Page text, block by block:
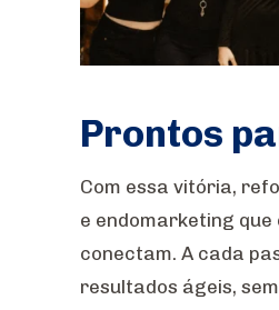
Prontos
Com essa vitória,
e endomarketing
conectam. A cada
resultados ágeis,